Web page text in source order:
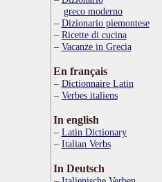
greco moderno
Dizionario piemontese
Ricette di cucina
Vacanze in Grecia
En français
Dictionnaire Latin
Verbes italiens
In english
Latin Dictionary
Italian Verbs
In Deutsch